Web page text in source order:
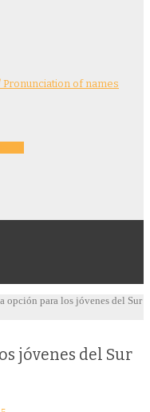
of names
opción para los jóvenes del Sur
jóvenes del Sur